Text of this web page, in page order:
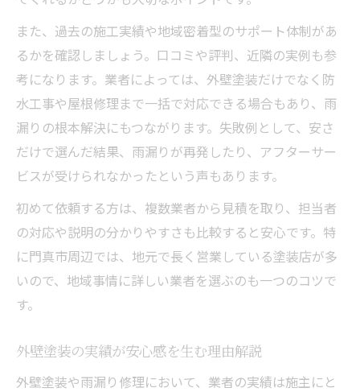
また、過去の施工実績や地域密着型のサポート体制があ
るかを確認しましょう。口コミや評判、近隣の実例も参
考になります。業者によっては、外壁塗装だけでなく防
水工事や屋根修理まで一括で対応できる場合もあり、雨
漏りの根本解決にもつながります。失敗例として、安さ
だけで選んだ結果、雨漏りが再発したり、アフターサー
ビスが受けられなかったという声もあります。
初めて依頼する方は、複数業者から見積を取り、担当者
の対応や説明の分かりやすさも比較すると安心です。特
に門真市周辺では、地元で長く営業している塗装店が多
いので、地域事情に詳しい業者を選ぶのも一つのコツで
す。
外壁塗装の実績が安心感を生む理由解説
外壁塗装や雨漏り修理において、業者の実績は施主にと